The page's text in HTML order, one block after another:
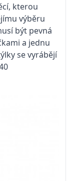
kterou
výběru
být pevná
a jednu
se vyrábějí